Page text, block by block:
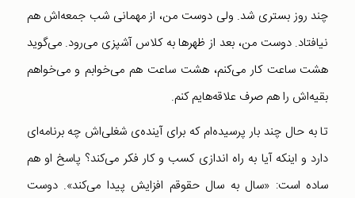
چند روز بستری شد. ولی دوست من، از مهمانی شب جمعه‌اش هم
نیافتاد. دوست من، بعد از ظهرها به کلاس آشپزی می‌رود. می‌گوید
هشت ساعت کار می‌کنم، هشت ساعت هم می‌خوابم و می‌خواهم
بقیه‌اش را هم صرف علاقه‌هایم کنم.
تا به حال چند بار پرسیده‌ام که برای آینده‌ی شغلی‌اش چه برنامه‌ای
دارد و اینکه آیا به راه اندازی کسب و کار فکر می‌کند؟ پاسخ او هم
ساده است: «سال به سال حقوقم افزایش پیدا می‌کند». دوست